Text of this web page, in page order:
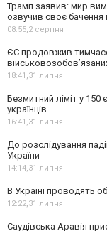
Трамп заявив: мир
озвучив своє
08:55,2 серпня
ЄС продовжив
18:41,31 липня
Безмитний ліміт у 150
українців
16:41,31 липня
До розслідування
України
14:14,31 липня
В Україні проводять
12:22,31 липня
Саудівська Аравія